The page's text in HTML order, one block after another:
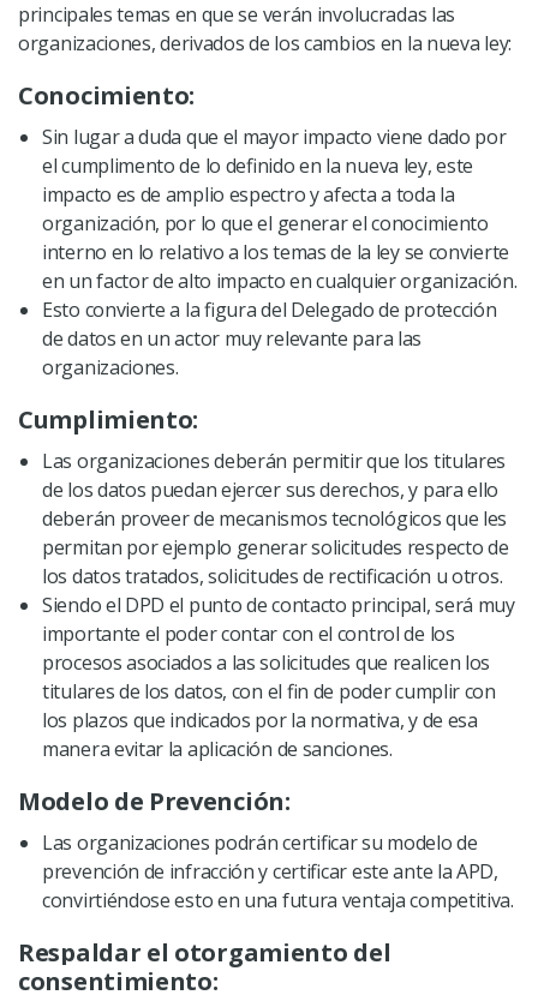
principales temas en que se verán involucradas las
organizaciones, derivados de los cambios en la nueva ley:
Conocimiento:
Sin lugar a duda que el mayor impacto viene dado por
el cumplimento de lo definido en la nueva ley, este
impacto es de amplio espectro y afecta a toda la
organización, por lo que el generar el conocimiento
interno en lo relativo a los temas de la ley se convierte
en un factor de alto impacto en cualquier organización.
Esto convierte a la figura del Delegado de protección
de datos en un actor muy relevante para las
organizaciones.
Cumplimiento:
Las organizaciones deberán permitir que los titulares
de los datos puedan ejercer sus derechos, y para ello
deberán proveer de mecanismos tecnológicos que les
permitan por ejemplo generar solicitudes respecto de
los datos tratados, solicitudes de rectificación u otros.
Siendo el DPD el punto de contacto principal, será muy
importante el poder contar con el control de los
procesos asociados a las solicitudes que realicen los
titulares de los datos, con el fin de poder cumplir con
los plazos que indicados por la normativa, y de esa
manera evitar la aplicación de sanciones.
Modelo de Prevención:
Las organizaciones podrán certificar su modelo de
prevención de infracción y certificar este ante la APD,
convirtiéndose esto en una futura ventaja competitiva.
Respaldar el otorgamiento del
consentimiento: